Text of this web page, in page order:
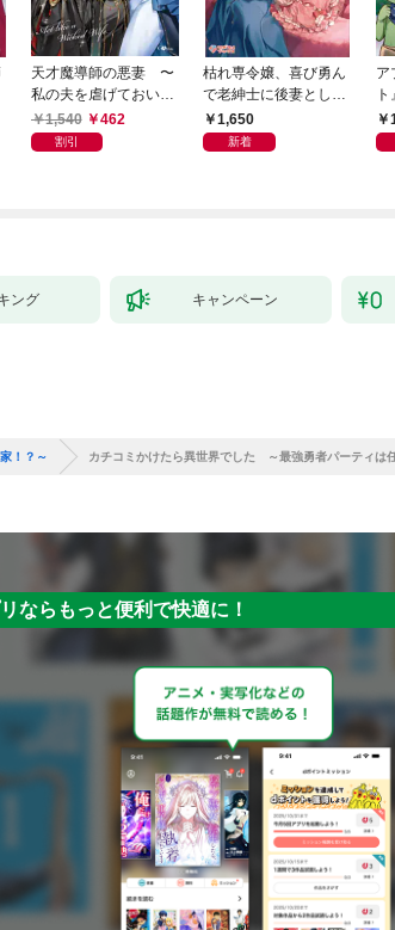
天才魔導師の悪妻 〜
私の夫を虐げておいて
戻ってこいとは呆れま
してよ？〜
1,540 462
割引
枯れ専令嬢、喜び勇ん
で老紳士に後妻として
嫁いだら、待っていた
のは二十歳の青年でし
1,650
新着
ア
は
ング キャンペーン
！？～ カチコミかけたら異世界でした ～最強勇者パーティは
ならもっと便利で快適に！